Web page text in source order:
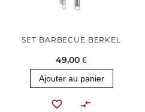
SET BARBECUE BERKEL
49,00 €
Ajouter au panier